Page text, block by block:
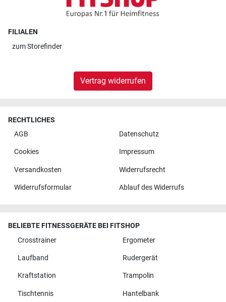
FILIALEN
zumStorefinder
Vertrag widerrufen
RECHTLICHES
AGB
Datenschutz
Cookies Impressum
Versandkosten Widerrufsrecht
Widerrufsformular Ablauf des Widerrufs
BELIEBTE FITNESSGERÄTE BEI FITSHOP
Crosstrainer
Ergometer
Laufband Rudergerät
Kraftstation Trampolin
Tischtennis Hantelbank